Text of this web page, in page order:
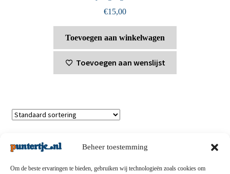
Beheer toestemming
Om de beste ervaringen te bieden, gebruiken wij technologieën zoals cookies om
€15,00
Toevoegen aan winkelwagen
Toevoegen aan wenslijst